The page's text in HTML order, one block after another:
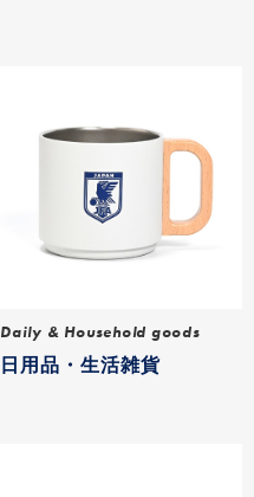
Daily & Household goods
日用品・生活雑貨